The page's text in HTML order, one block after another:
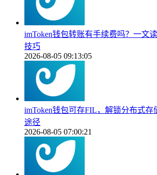
imToken钱包转账有手续费吗？一文
技巧
2026-08-05 09:13:05
imToken钱包可存FIL，解锁分布式
途径
2026-08-05 07:00:21